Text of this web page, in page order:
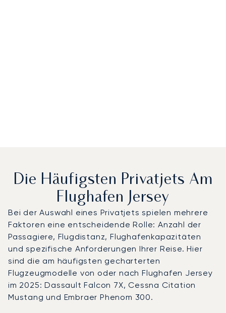
Die Häufigsten Privatjets Am
Flughafen Jersey
Bei der Auswahl eines Privatjets spielen mehrere
Faktoren eine entscheidende Rolle: Anzahl der
Passagiere, Flugdistanz, Flughafenkapazitäten
und spezifische Anforderungen Ihrer Reise. Hier
sind die am häufigsten gecharterten
Flugzeugmodelle von oder nach Flughafen Jersey
im 2025: Dassault Falcon 7X, Cessna Citation
Mustang und Embraer Phenom 300.